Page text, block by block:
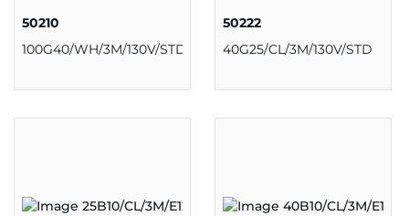
50210
100G40/WH/3M/130V/STD
50222
40G25/CL/3M/130V/STD